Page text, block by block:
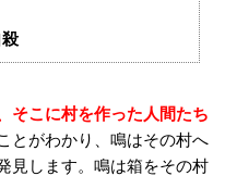
そこに村を作った人間たち
とがわかり、鳴はその村へ
見します。鳴は箱をその村